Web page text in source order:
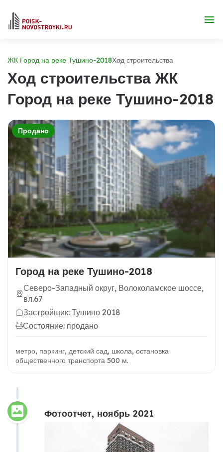
ЖК Город на реке Тушино-2018Ход строительства
Ход строительства ЖК
Город на реке Тушино-2018
Продано
Город на реке Тушино-2018
Северо-Западный округ, Волоколамское шоссе,
вл.67
Застройщик: Тушино 2018
Состояние: продано
метро, паркинг, детский сад, школа, остановка
общественного транспорта 500 м.
Фотоотчет, ноябрь 2021